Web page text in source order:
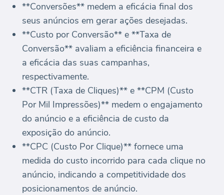
**Conversões** medem a eficácia final dos
seus anúncios em gerar ações desejadas.
**Custo por Conversão** e **Taxa de
Conversão** avaliam a eficiência financeira e
a eficácia das suas campanhas,
respectivamente.
**CTR (Taxa de Cliques)** e **CPM (Custo
Por Mil Impressões)** medem o engajamento
do anúncio e a eficiência de custo da
exposição do anúncio.
**CPC (Custo Por Clique)** fornece uma
medida do custo incorrido para cada clique no
anúncio, indicando a competitividade dos
posicionamentos de anúncio.